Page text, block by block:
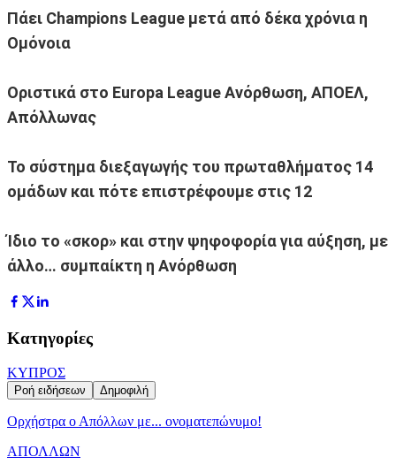
Πάει Champions League μετά από δέκα χρόνια η
Ομόνοια
Οριστικά στο Europa League Ανόρθωση, ΑΠΟΕΛ,
Απόλλωνας
Το σύστημα διεξαγωγής του πρωταθλήματος 14
ομάδων και πότε επιστρέφουμε στις 12
Ίδιο το «σκορ» και στην ψηφοφορία για αύξηση, με
άλλο… συμπαίκτη η Ανόρθωση
Κατηγορίες
ΚΥΠΡΟΣ
Ροή ειδήσεων Δημοφιλή
Ορχήστρα o Aπόλλων με... ονοματεπώνυμο!
ΑΠΟΛΛΩΝ